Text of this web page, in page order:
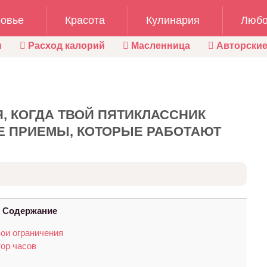
Красота Кулинария
Расход калорий Масленница
КОГДА ТВОЙ ПЯТИКЛАССНИК
ПРИЕМЫ, КОТОРЫЕ РАБОТАЮТ
Содержание
ограничения
часов